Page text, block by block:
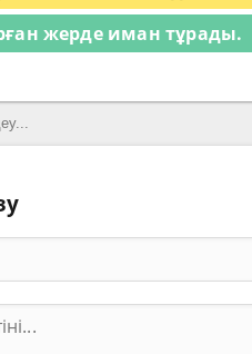
жерде иман тұрады.